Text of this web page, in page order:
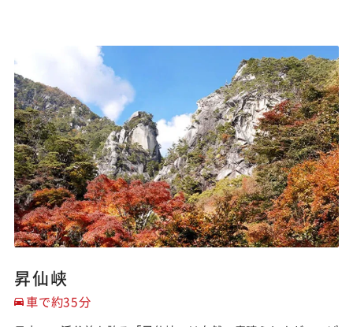
昇仙峡
車で約35分